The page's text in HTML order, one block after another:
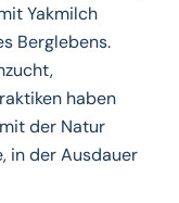
Yakmilch
Berglebens.
haben
der Natur
in der Ausdauer